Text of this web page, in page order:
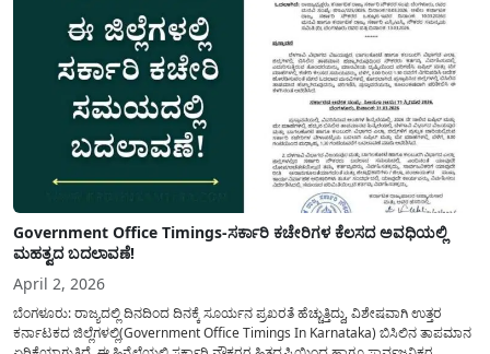
Government Office Timings-ಸರ್ಕಾರಿ ಕಚೇರಿಗಳ ಕೆಲಸದ ಅವಧಿಯಲ್ಲಿ
ಮಹತ್ವದ ಬದಲಾವಣೆ!
April 2, 2026
ಬೆಂಗಳೂರು: ರಾಜ್ಯದಲ್ಲಿ ದಿನದಿಂದ ದಿನಕ್ಕೆ ಸೂರ್ಯನ ಪ್ರಖರತೆ ಹೆಚ್ಚುತ್ತಿದ್ದು, ವಿಶೇಷವಾಗಿ ಉತ್ತರ
ಕರ್ನಾಟಕದ ಜಿಲ್ಲೆಗಳಲ್ಲಿ(Government Office Timings In Karnataka) ಬಿಸಿಲಿನ ತಾಪಮಾನ